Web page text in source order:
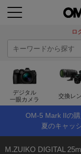
ロ
デジタル
一眼カメラ
交換レ
OM-5 Mark IIの
夏のキャッ
M.ZUIKO DIGITAL